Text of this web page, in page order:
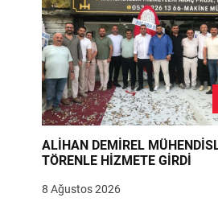
i
ALİHAN DEMİREL
TÖRENLE HİZMETE GİRDİ
8 Ağustos 2026